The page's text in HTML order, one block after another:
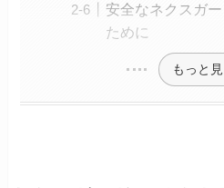
安全なネクスガ
ために
もっと